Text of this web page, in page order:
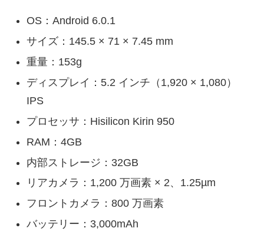
OS：Android 6.0.1
サイズ：145.5 × 71 × 7.45 mm
重量：153g
ディスプレイ：5.2 インチ（1,920 × 1,080）
IPS
プロセッサ：Hisilicon Kirin 950
RAM：4GB
内部ストレージ：32GB
リアカメラ：1,200 万画素 × 2、1.25µm
フロントカメラ：800 万画素
バッテリー：3,000mAh